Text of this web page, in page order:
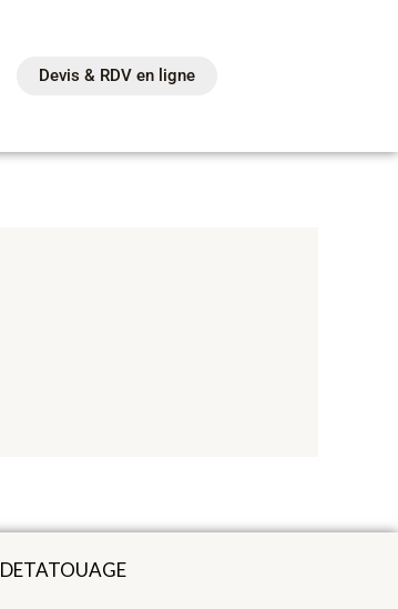
Devis & RDV en ligne
DETATOUAGE